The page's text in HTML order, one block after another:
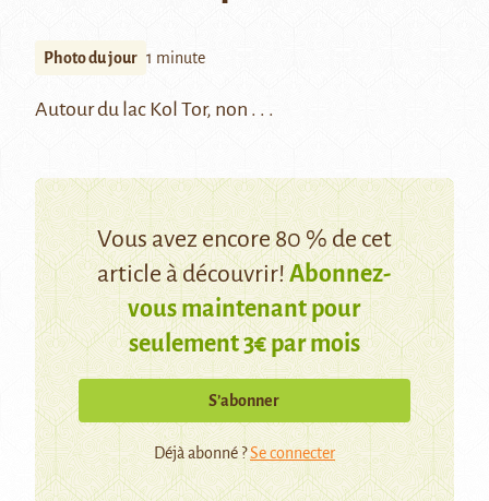
Photo du jour 1 minute
Autour du lac Kol Tor, non . . .
Vous avez encore 80 % de cet
article à découvrir!Abonnez-
vous maintenant pour
seulement 3€ par mois
S’abonner
Déjà abonné ?Se connecter